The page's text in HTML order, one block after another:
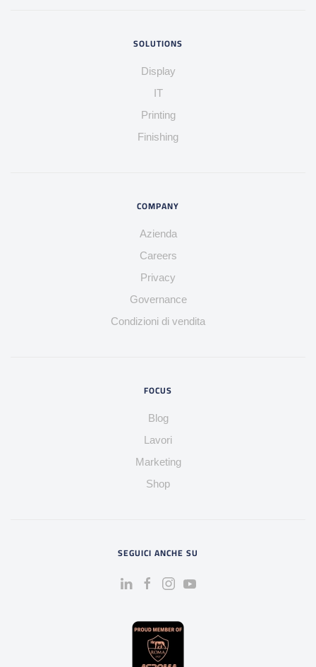
SOLUTIONS
Display
IT
Printing
Finishing
COMPANY
Azienda
Careers
Privacy
Governance
Condizioni di vendita
FOCUS
Blog
Lavori
Marketing
Shop
SEGUICI ANCHE SU